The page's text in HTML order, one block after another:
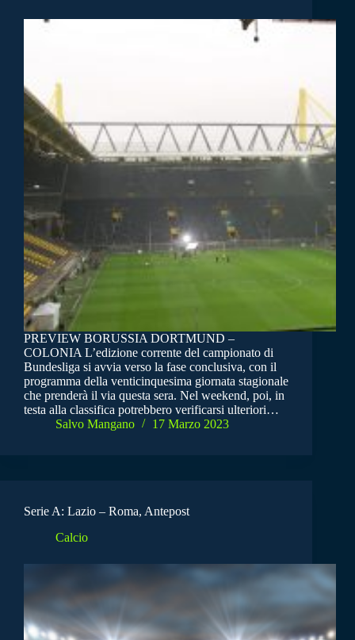
PREVIEW BORUSSIA DORTMUND –
COLONIA L’edizione corrente del campionato di
Bundesliga si avvia verso la fase conclusiva, con il
programma della venticinquesima giornata stagionale
che prenderà il via questa sera. Nel weekend, poi, in
testa alla classifica potrebbero verificarsi ulteriori…
Salvo Mangano
17 Marzo 2023
Serie A: Lazio – Roma, Antepost
Calcio